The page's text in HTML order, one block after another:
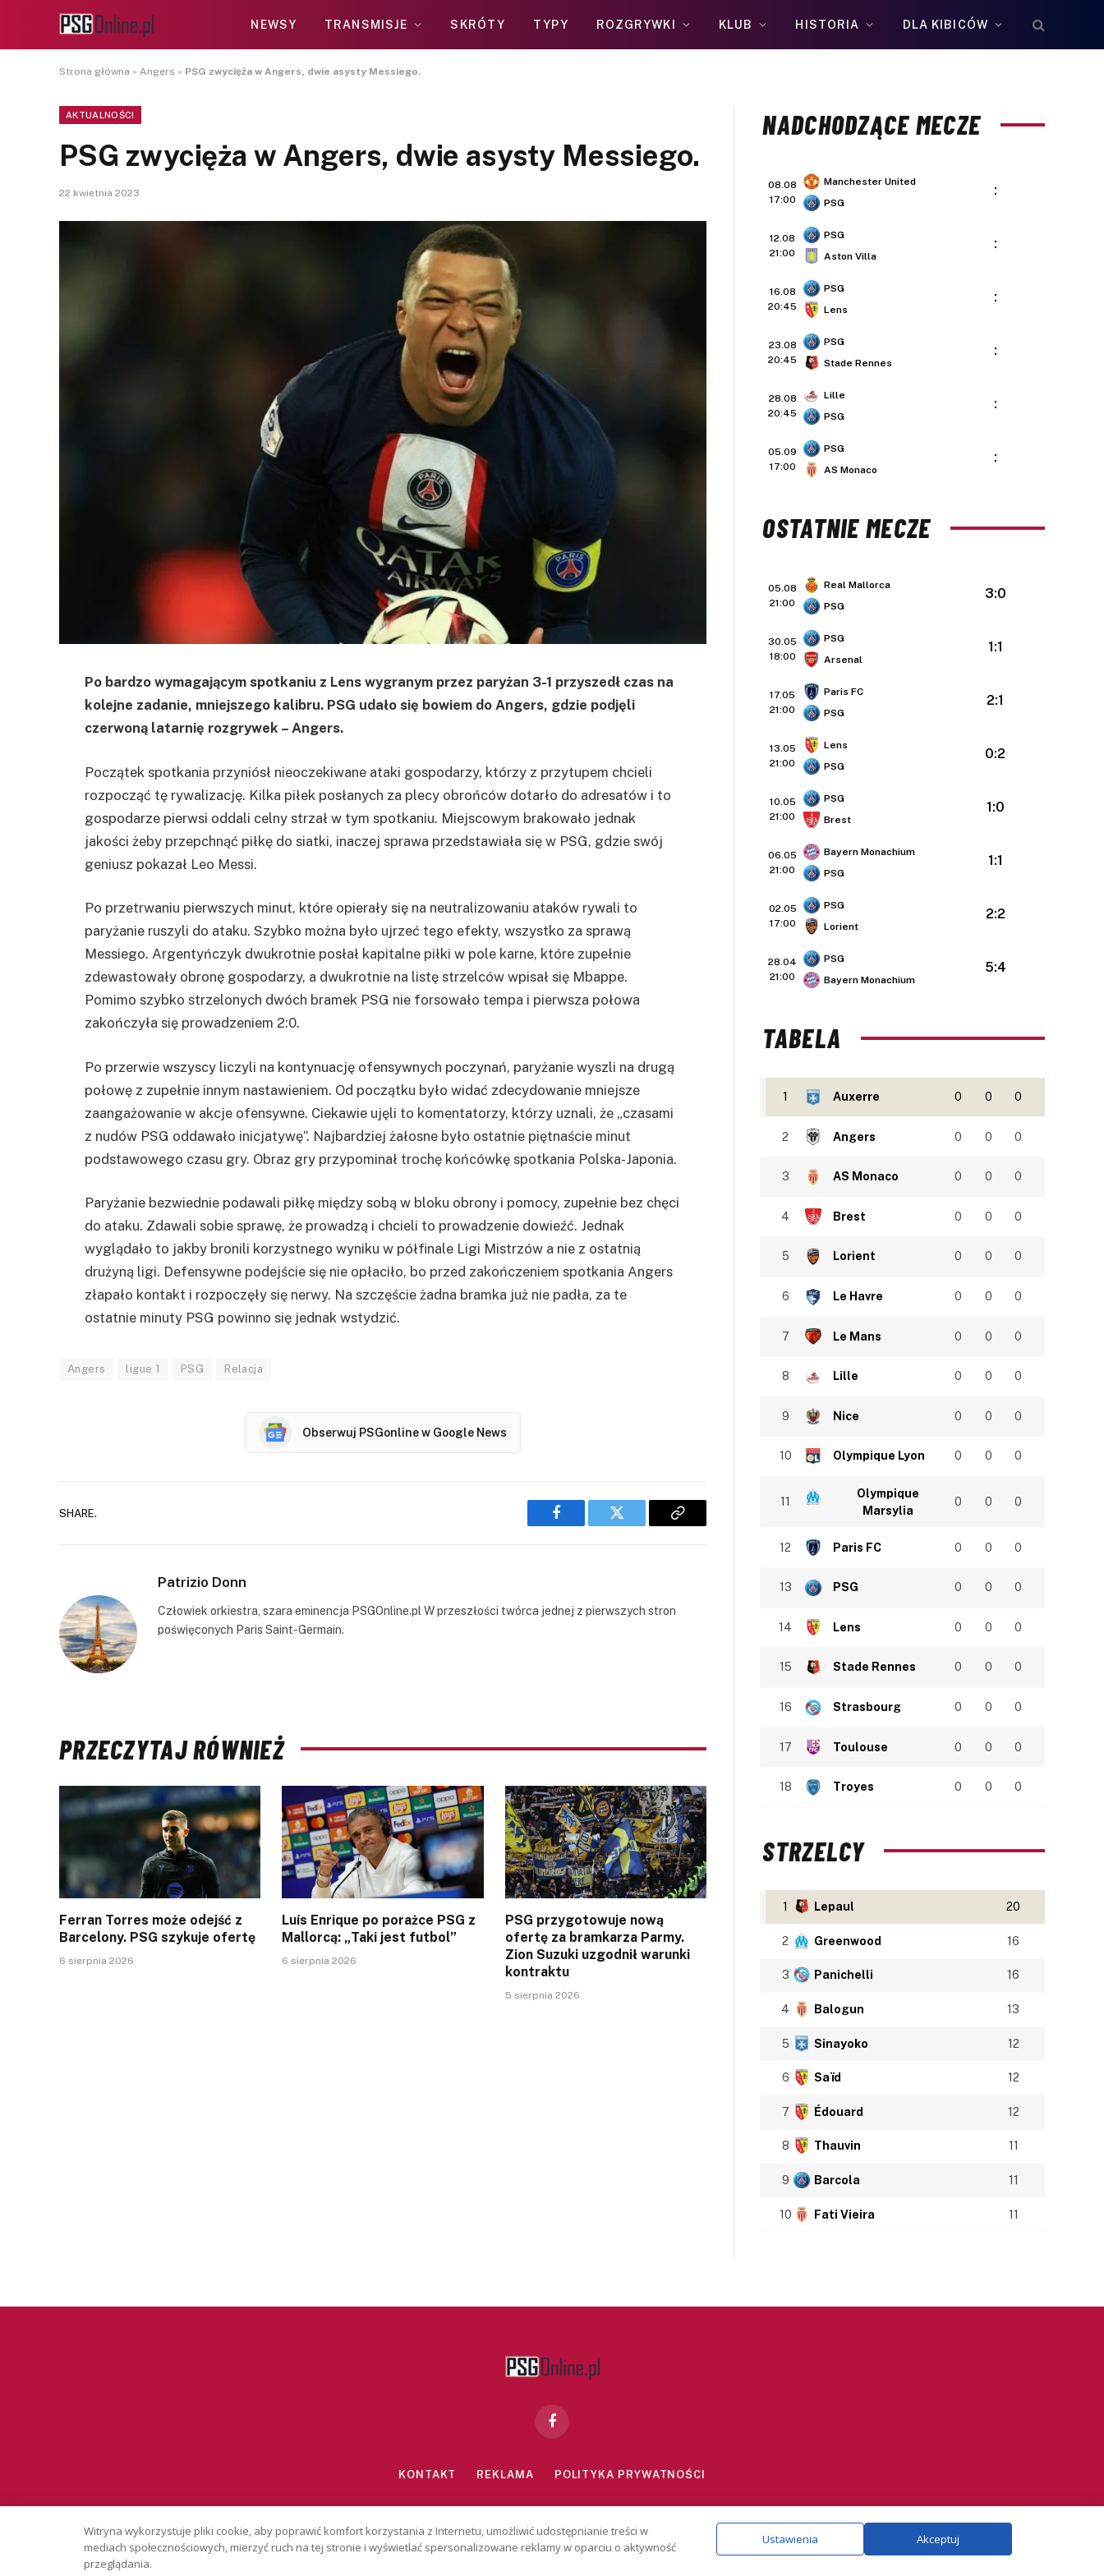
NEWSY TRANSMISJE SKRÓTY TYPY ROZGRYWKI KLUB HISTORIA DLA KIBICÓW
Strona główna » Angers » PSG zwycięża w Angers, dwie asysty Messiego.
AKTUALNOŚCI
PSG zwycięża w Angers, dwie asysty Messiego.
22 kwietnia 2023
Po bardzo wymagającym spotkaniu z Lens wygranym przez paryżan 3-1 przyszedł czas na
kolejne zadanie, mniejszego kalibru. PSG udało się bowiem do Angers, gdzie podjęli
czerwoną latarnię rozgrywek – Angers.
Początek spotkania przyniósł nieoczekiwane ataki gospodarzy, którzy z przytupem chcieli
rozpocząć tę rywalizację. Kilka piłek posłanych za plecy obrońców dotarło do adresatów i to
gospodarze pierwsi oddali celny strzał w tym spotkaniu. Miejscowym brakowało jednak
jakości żeby przepchnąć piłkę do siatki, inaczej sprawa przedstawiała się w PSG, gdzie swój
geniusz pokazał Leo Messi.
Po przetrwaniu pierwszych minut, które opierały się na neutralizowaniu ataków rywali to
paryżanie ruszyli do ataku. Szybko można było ujrzeć tego efekty, wszystko za sprawą
Messiego. Argentyńczyk dwukrotnie posłał kapitalne piłki w pole karne, które zupełnie
zdewastowały obronę gospodarzy, a dwukrotnie na listę strzelców wpisał się Mbappe.
Pomimo szybko strzelonych dwóch bramek PSG nie forsowało tempa i pierwsza połowa
zakończyła się prowadzeniem 2:0.
Po przerwie wszyscy liczyli na kontynuację ofensywnych poczynań, paryżanie wyszli na drugą
połowę z zupełnie innym nastawieniem. Od początku było widać zdecydowanie mniejsze
zaangażowanie w akcje ofensywne. Ciekawie ujęli to komentatorzy, którzy uznali, że „czasami
z nudów PSG oddawało inicjatywę”. Najbardziej żałosne było ostatnie piętnaście minut
podstawowego czasu gry. Obraz gry przypominał trochę końcówkę spotkania Polska-Japonia.
Paryżanie bezwiednie podawali piłkę między sobą w bloku obrony i pomocy, zupełnie bez chęci
do ataku. Zdawali sobie sprawę, że prowadzą i chcieli to prowadzenie dowieźć. Jednak
wyglądało to jakby bronili korzystnego wyniku w półfinale Ligi Mistrzów a nie z ostatnią
drużyną ligi. Defensywne podejście się nie opłaciło, bo przed zakończeniem spotkania Angers
złapało kontakt i rozpoczęły się nerwy. Na szczęście żadna bramka już nie padła, za te
ostatnie minuty PSG powinno się jednak wstydzić.
Angers ligue 1 PSG Relacja
Obserwuj PSGonline w Google News
SHARE.
Facebook Twitter
Copy
Patrizio Donn
Człowiek orkiestra, szara eminencja PSGOnline.pl W przeszłości twórca jednej z pierwszych stron
poświęconych Paris Saint-Germain.
PRZECZYTAJ RÓWNIEŻ
Ferran Torres może odejść z
Barcelony. PSG szykuje ofertę
6 sierpnia 2026
Luís Enrique po porażce PSG z
Mallorcą: „Taki jest futbol”
6 sierpnia 2026
PSG przygotowuje nową
ofertę za bramkarza Parmy.
Zion Suzuki uzgodnił warunki
kontraktu
5 sierpnia 2026
NADCHODZĄCE MECZE
08.08
17:00
Manchester United
PSG
:
12.08
21:00
PSG
Aston Villa
:
16.08
20:45
PSG
Lens
:
23.08
20:45
PSG
Stade Rennes
:
28.08
20:45
Lille
PSG
:
05.09
17:00
PSG
AS Monaco
:
OSTATNIE MECZE
05.08
21:00
Real Mallorca
PSG
3:0
30.05
18:00
PSG
Arsenal
1:1
17.05
21:00
Paris FC
PSG
2:1
13.05
21:00
Lens
PSG
0:2
10.05
21:00
PSG
Brest
1:0
06.05
21:00
Bayern Monachium
PSG
1:1
02.05
17:00
PSG
Lorient
2:2
28.04
21:00
PSG
Bayern Monachium
5:4
TABELA
1 Auxerre 0 0 0
2 Angers 0 0 0
3 AS Monaco 0 0 0
4 Brest 0 0 0
5 Lorient 0 0 0
6 Le Havre 0 0 0
7 Le Mans 0 0 0
8 Lille 0 0 0
9 Nice 0 0 0
10 Olympique Lyon 0 0 0
11
Olympique
Marsylia
0 0 0
12 Paris FC 0 0 0
13 PSG 0 0 0
14 Lens 0 0 0
15 Stade Rennes 0 0 0
16 Strasbourg 0 0 0
17 Toulouse 0 0 0
18 Troyes 0 0 0
STRZELCY
1 Lepaul 20
2 Greenwood 16
3 Panichelli 16
4 Balogun 13
5 Sinayoko 12
6 Saïd 12
7 Édouard 12
8 Thauvin 11
9 Barcola 11
10 Fati Vieira 11
Facebook
KONTAKT REKLAMA POLITYKA PRYWATNOŚCI
Copyright © 2026 PSGonline.pl
Witryna wykorzystuje pliki cookie, aby poprawić komfort korzystania z Internetu, umożliwić udostępnianie treści w
mediach społecznościowych, mierzyć ruch na tej stronie i wyświetlać spersonalizowane reklamy w oparciu o aktywność
przeglądania.
Ustawienia Akceptuj